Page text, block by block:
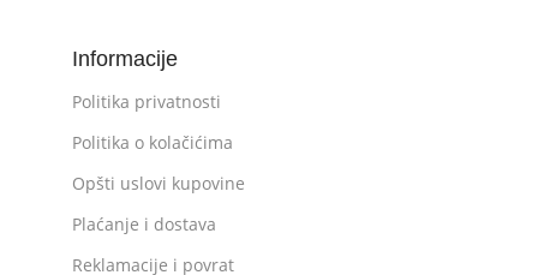
Informacije
Politika privatnosti
Politika o kolačićima
Opšti uslovi kupovine
Plaćanje i dostava
Reklamacije i povrat